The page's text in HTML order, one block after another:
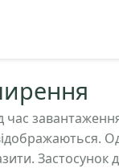
час